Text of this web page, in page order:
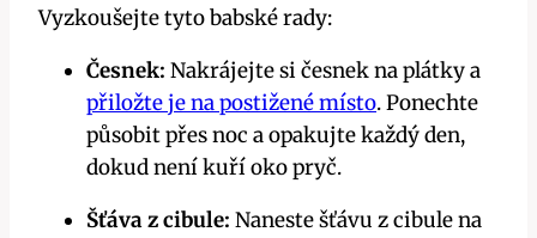
Vyzkoušejte tyto babské rady:
Česnek: Nakrájejte si česnek na plátky a
přiložte je na postižené místo. Ponechte
působit přes noc a opakujte každý den,
dokud není kuří oko pryč.
Šťáva z cibule: Naneste šťávu z cibule na